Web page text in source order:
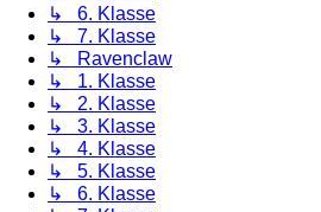
↳ 6. Klasse
↳ 7. Klasse
↳ Ravenclaw
↳ 1. Klasse
↳ 2. Klasse
↳ 3. Klasse
↳ 4. Klasse
↳ 5. Klasse
↳ 6. Klasse